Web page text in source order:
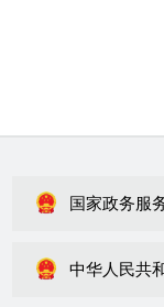
国家政务服
中华人民共